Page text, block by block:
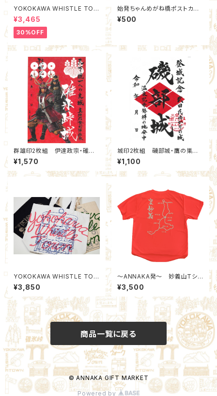
YOKOKAWA WHISTLE TOW
N Packing Organizer M (Qu
ality Control by EACHTIME.
¥3,465
30%OFF
始発ちゃんめがね橋ポストカー
ド ステッカー付
¥500
群雄印2枚組 伊達政宗・碓氷
峠城 真田親子赤セット(9,99)：
北群馬甲冑工房【群雄印】×安中
市観光機構
¥1,570
城印2枚組 磯部城・鷹の巣城
武田菱通常版セット(16,17)：北
群馬甲冑工房【群雄印】×安中市
観光機構
¥1,100
YOKOKAWA WHISTLE TOW
N TOTE
¥3,850
～ANNAKA発～ 妙義山Tシャ
ツ あなたを見つけたい！
¥3,500
商品一覧に戻る
© ANNAKA GIFT MARKET
Powered by